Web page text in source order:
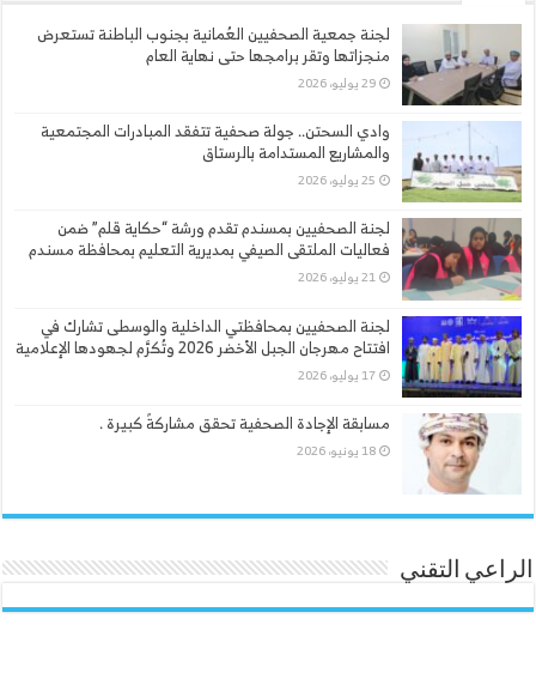
لجنة جمعية الصحفيين العُمانية بجنوب الباطنة تستعرض
منجزاتها وتقر برامجها حتى نهاية العام
29 يوليو، 2026
وادي السحتن.. جولة صحفية تتفقد المبادرات المجتمعية
والمشاريع المستدامة بالرستاق
25 يوليو، 2026
لجنة الصحفيين بمسندم تقدم ورشة “حكاية قلم” ضمن
فعاليات الملتقى الصيفي بمديرية التعليم بمحافظة مسندم
21 يوليو، 2026
لجنة الصحفيين بمحافظتي الداخلية والوسطى تشارك في
افتتاح مهرجان الجبل الأخضر 2026 وتُكرَّم لجهودها الإعلامية
17 يوليو، 2026
مسابقة الإجادة الصحفية تحقق مشاركةً كبيرة .
18 يونيو، 2026
الراعي التقني